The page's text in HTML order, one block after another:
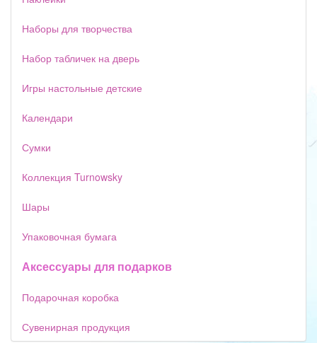
Наборы для творчества
Набор табличек на дверь
Игры настольные детские
Календари
Сумки
Коллекция Turnowsky
Шары
Упаковочная бумага
Аксессуары для подарков
Подарочная коробка
Сувенирная продукция